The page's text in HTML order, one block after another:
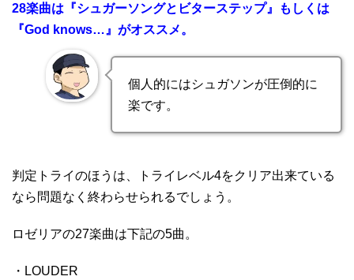
28楽曲は『シュガーソングとビターステップ』もしくは
『God knows…』がオススメ。
個人的にはシュガソンが圧倒的に
楽です。
判定トライのほうは、トライレベル4をクリア出来ている
なら問題なく終わらせられるでしょう。
ロゼリアの27楽曲は下記の5曲。
・LOUDER